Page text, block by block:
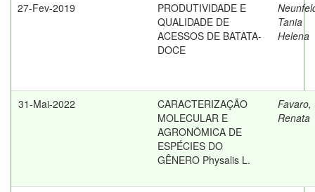
27-Fev-2019
PRODUTIVIDADE E
QUALIDADE DE
ACESSOS DE BATATA-
DOCE
Tania
Helena
31-Mai-2022
CARACTERIZAÇÃO
MOLECULAR E
AGRONÔMICA DE
ESPÉCIES DO
GÊNERO Physalis L.
Favaro,
Renata